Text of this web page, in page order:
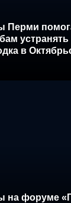
Перми
устранять
в
на форуме